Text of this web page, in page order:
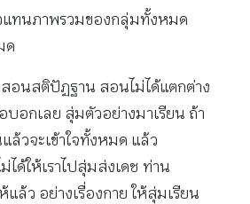
แทนภาพรวมของกลุ่มทั้งหมด
ด
สอนสติปัฏฐาน สอนไม่ได้แตกต่าง
อกเลย สุ่มตัวอย่างมาเรียน ถ้า
แล้วจะเข้าใจทั้งหมด แล้ว
ได้ให้เราไปสุ่มส่งเดช ท่าน
ล้ว อย่างเรื่องกาย ให้สุ่มเรียน